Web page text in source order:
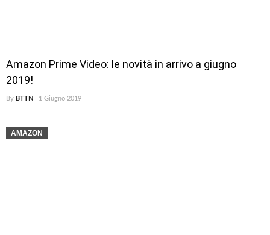
Amazon Prime Video: le novità in arrivo a giugno
2019!
By BTTN 1 Giugno 2019
AMAZON